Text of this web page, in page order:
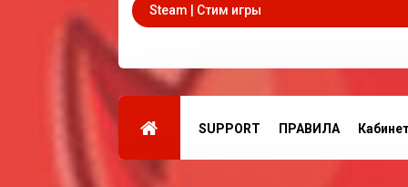
Steam | Стим игры
SUPPORT ПРАВИЛА